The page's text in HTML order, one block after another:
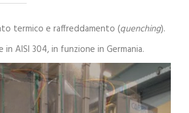
termico e raffreddamento (quenching).
AISI 304, in funzione in Germania.